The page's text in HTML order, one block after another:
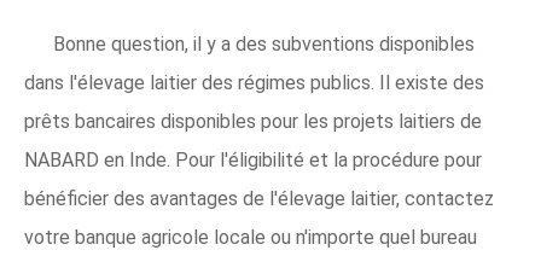
Bonne question, il y a des subventions disponibles
dans l'élevage laitier des régimes publics. Il existe des
prêts bancaires disponibles pour les projets laitiers de
NABARD en Inde. Pour l'éligibilité et la procédure pour
bénéficier des avantages de l'élevage laitier, contactez
votre banque agricole locale ou n'importe quel bureau